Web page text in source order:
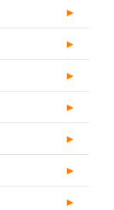
►
►
►
►
►
►
►